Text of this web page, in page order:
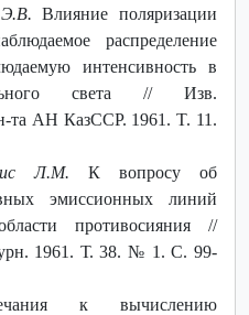
Э.В.Влияние поляризации
распределение
интенсивность в
света // Изв.
та АН КазССР. 1961. T. 11.
Л.М. К вопросу об
эмиссионных линий
противосияния //
1961. Т. 38. № 1. С. 99-
к вычислению